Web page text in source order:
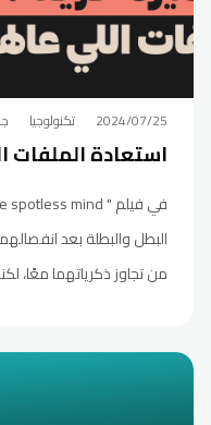
2024/07/25 تكنولوجيا
استعادة الملفات
البطل والبطلة بعد
من تجاوز ذكرياتهما معًا،